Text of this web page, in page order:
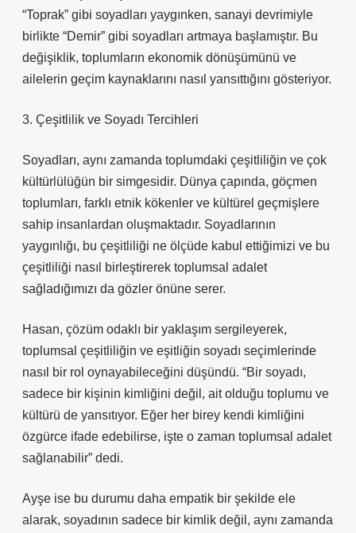
“Toprak” gibi soyadları yaygınken, sanayi devrimiyle
birlikte “Demir” gibi soyadları artmaya başlamıştır. Bu
değişiklik, toplumların ekonomik dönüşümünü ve
ailelerin geçim kaynaklarını nasıl yansıttığını gösteriyor.
3. Çeşitlilik ve Soyadı Tercihleri
Soyadları, aynı zamanda toplumdaki çeşitliliğin ve çok
kültürlülüğün bir simgesidir. Dünya çapında, göçmen
toplumları, farklı etnik kökenler ve kültürel geçmişlere
sahip insanlardan oluşmaktadır. Soyadlarının
yaygınlığı, bu çeşitliliği ne ölçüde kabul ettiğimizi ve bu
çeşitliliği nasıl birleştirerek toplumsal adalet
sağladığımızı da gözler önüne serer.
Hasan, çözüm odaklı bir yaklaşım sergileyerek,
toplumsal çeşitliliğin ve eşitliğin soyadı seçimlerinde
nasıl bir rol oynayabileceğini düşündü. “Bir soyadı,
sadece bir kişinin kimliğini değil, ait olduğu toplumu ve
kültürü de yansıtıyor. Eğer her birey kendi kimliğini
özgürce ifade edebilirse, işte o zaman toplumsal adalet
sağlanabilir” dedi.
Ayşe ise bu durumu daha empatik bir şekilde ele
alarak, soyadının sadece bir kimlik değil, aynı zamanda